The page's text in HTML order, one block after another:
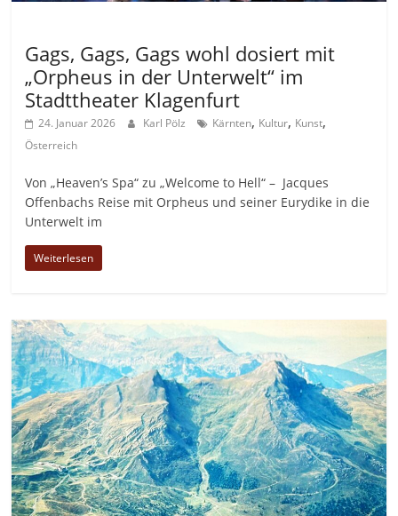
Gags, Gags, Gags wohl dosiert mit
„Orpheus in der Unterwelt“ im
Stadttheater Klagenfurt
24. Januar 2026 Karl Pölz Kärnten, Kultur, Kunst,
Österreich
Von „Heaven’s Spa“ zu „Welcome to Hell“ – Jacques
Offenbachs Reise mit Orpheus und seiner Eurydike in die
Unterwelt im
Weiterlesen